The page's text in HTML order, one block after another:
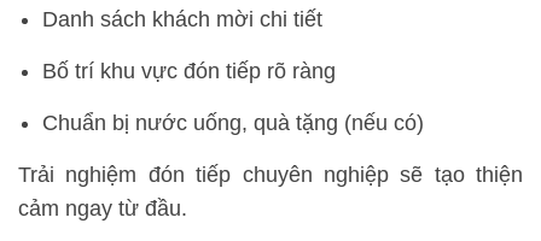
Danh sách khách mời chi tiết
Bố trí khu vực đón tiếp rõ ràng
Chuẩn bị nước uống, quà tặng (nếu có)
Trải nghiệm đón tiếp chuyên nghiệp sẽ tạo thiện
cảm ngay từ đầu.